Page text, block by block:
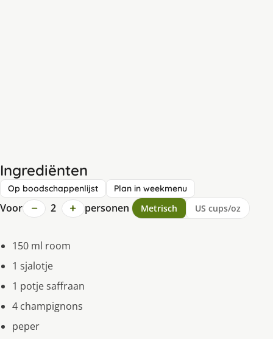
Ingrediënten
Op boodschappenlijst Plan in weekmenu
Voor − 2 + personen Metrisch US cups/oz
150 ml room
1 sjalotje
1 potje saffraan
4 champignons
peper